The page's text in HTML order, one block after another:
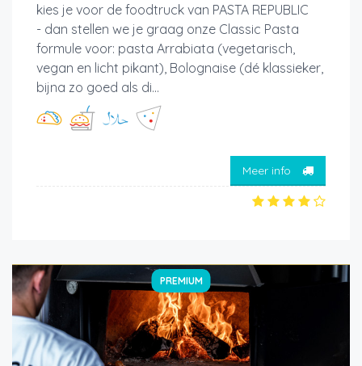
kies je voor de foodtruck van PASTA REPUBLIC
- dan stellen we je graag onze Classic Pasta
formule voor: pasta Arrabiata (vegetarisch,
vegan en licht pikant), Bolognaise (dé klassieker,
bijna zo goed als di...
Meer info
PREMIUM